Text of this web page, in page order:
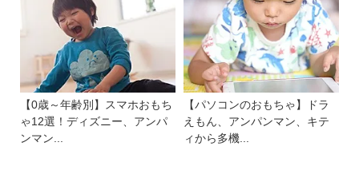
【0歳～年齢別】スマホおもち
ゃ12選！ディズニー、アンパ
ンマン...
【パソコンのおもちゃ】ドラ
えもん、アンパンマン、キテ
ィから多機...